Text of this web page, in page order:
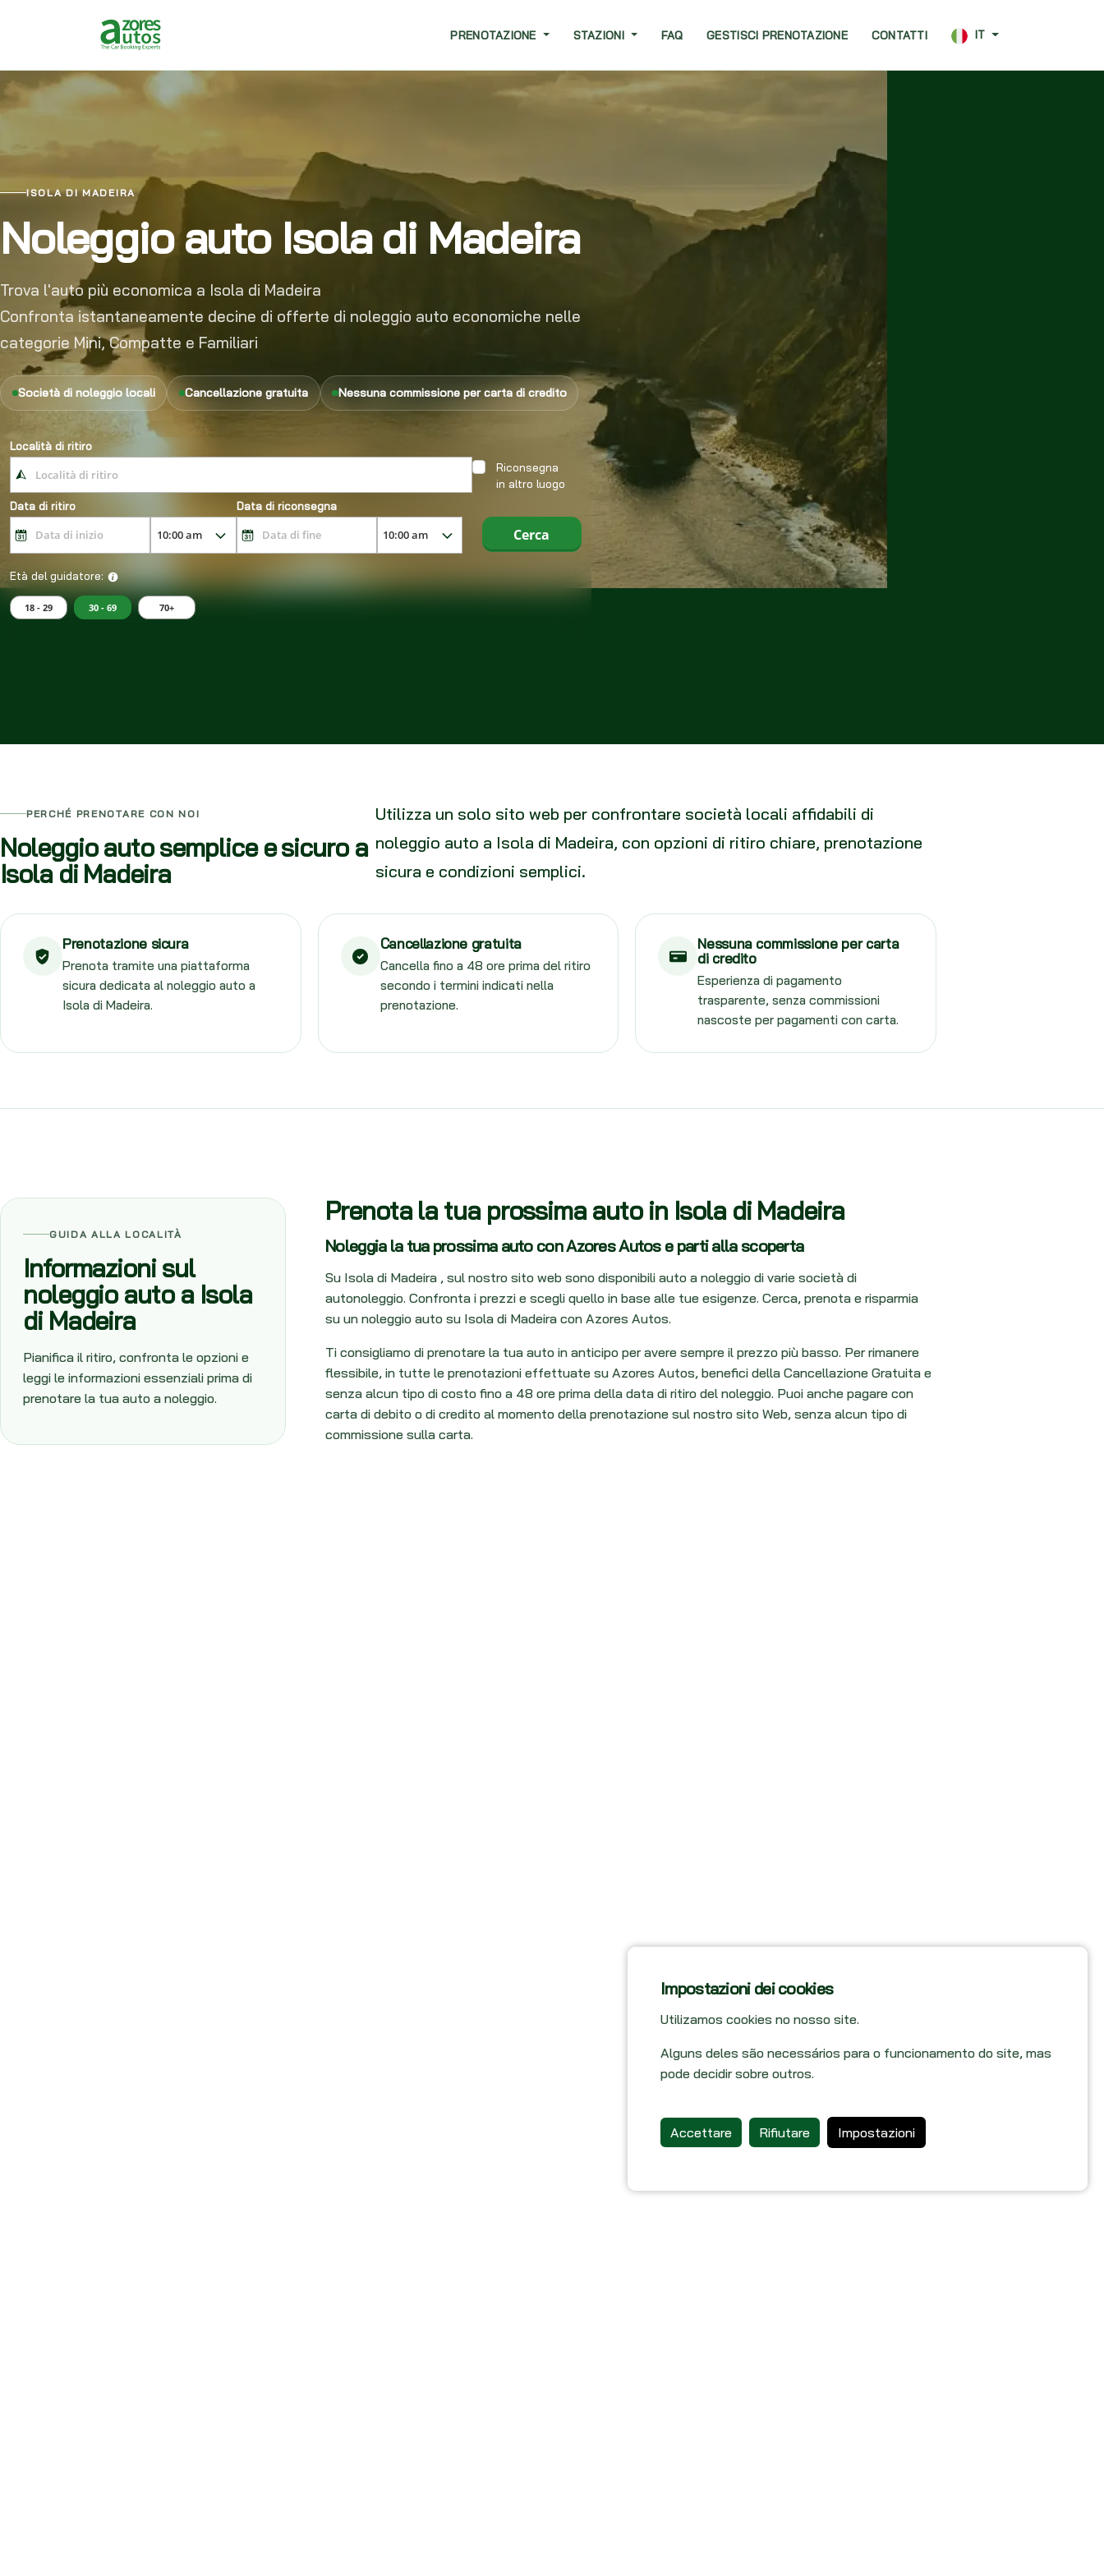
PRENOTAZIONE STAZIONI FAQ GESTISCI PRENOTAZIONE CONTATTI IT
ISOLA DI MADEIRA
Noleggio auto Isola di Madeira
Trova l'auto più economica a Isola di Madeira
Confronta istantaneamente decine di offerte di noleggio auto economiche nelle
categorie Mini, Compatte e Familiari
Società di noleggio locali Cancellazione gratuita Nessuna commissione per carta di credito
Località di ritiro
Riconsegna
in altro luogo
Data di ritiro
Data di riconsegna
Età del guidatore:
18 - 29 30 - 69 70+
Cerca
PERCHÉ PRENOTARE CON NOI
Noleggio auto semplice e sicuro a
Isola di Madeira
Utilizza un solo sito web per confrontare società locali affidabili di
noleggio auto a Isola di Madeira, con opzioni di ritiro chiare, prenotazione
sicura e condizioni semplici.
Prenotazione sicura
Prenota tramite una piattaforma
sicura dedicata al noleggio auto a
Isola di Madeira.
Cancellazione gratuita
Cancella fino a 48 ore prima del ritiro
secondo i termini indicati nella
prenotazione.
Nessuna commissione per carta
di credito
Esperienza di pagamento
trasparente, senza commissioni
nascoste per pagamenti con carta.
GUIDA ALLA LOCALITÀ
Informazioni sul
noleggio auto a Isola
di Madeira
Pianifica il ritiro, confronta le opzioni e
leggi le informazioni essenziali prima di
prenotare la tua auto a noleggio.
Prenota la tua prossima auto in Isola di Madeira
Noleggia la tua prossima auto con Azores Autos e parti alla scoperta
Su Isola di Madeira , sul nostro sito web sono disponibili auto a noleggio di varie società di
autonoleggio. Confronta i prezzi e scegli quello in base alle tue esigenze. Cerca, prenota e risparmia
su un noleggio auto su Isola di Madeira con Azores Autos.
Ti consigliamo di prenotare la tua auto in anticipo per avere sempre il prezzo più basso. Per rimanere
flessibile, in tutte le prenotazioni effettuate su Azores Autos, benefici della Cancellazione Gratuita e
senza alcun tipo di costo fino a 48 ore prima della data di ritiro del noleggio. Puoi anche pagare con
carta di debito o di credito al momento della prenotazione sul nostro sito Web, senza alcun tipo di
commissione sulla carta.
Impostazioni dei cookies
Utilizamos cookies no nosso site.
Alguns deles são necessários para o funcionamento do site, mas
pode decidir sobre outros.
Accettare Rifiutare Impostazioni